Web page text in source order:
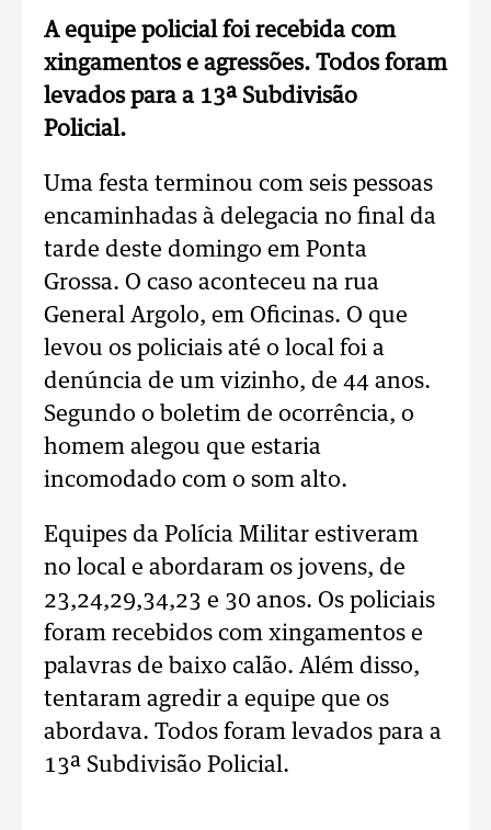
A equipe policial foi recebida com
xingamentos e agressões. Todos foram
levados para a 13ª Subdivisão
Policial.
Uma festa terminou com seis pessoas
encaminhadas à delegacia no final da
tarde deste domingo em Ponta
Grossa. O caso aconteceu na rua
General Argolo, em Oficinas. O que
levou os policiais até o local foi a
denúncia de um vizinho, de 44 anos.
Segundo o boletim de ocorrência, o
homem alegou que estaria
incomodado com o som alto.
Equipes da Polícia Militar estiveram
no local e abordaram os jovens, de
23,24,29,34,23 e 30 anos. Os policiais
foram recebidos com xingamentos e
palavras de baixo calão. Além disso,
tentaram agredir a equipe que os
abordava. Todos foram levados para a
13ª Subdivisão Policial.